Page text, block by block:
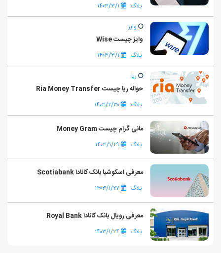
بلاگ ۱۴۰۳/۳/۱
وایز
وایز چیست Wise
بلاگ ۱۴۰۳/۳/۱
ریا
حواله ریا چیست Ria Money Transfer
بلاگ ۱۴۰۳/۲/۳۰
مانی گرام چیست Money Gram
بلاگ ۱۴۰۳/۱/۲۹
معرفی اسکوشیا بانک کانادا Scotiabank
بلاگ ۱۴۰۳/۱/۲۷
معرفی رویال بانک کانادا Royal Bank
بلاگ ۱۴۰۳/۱/۲۴